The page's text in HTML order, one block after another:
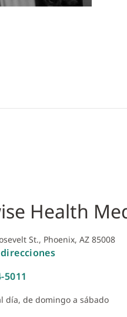
Health
St., Phoenix, AZ 85008
5011
día, de domingo a sábado